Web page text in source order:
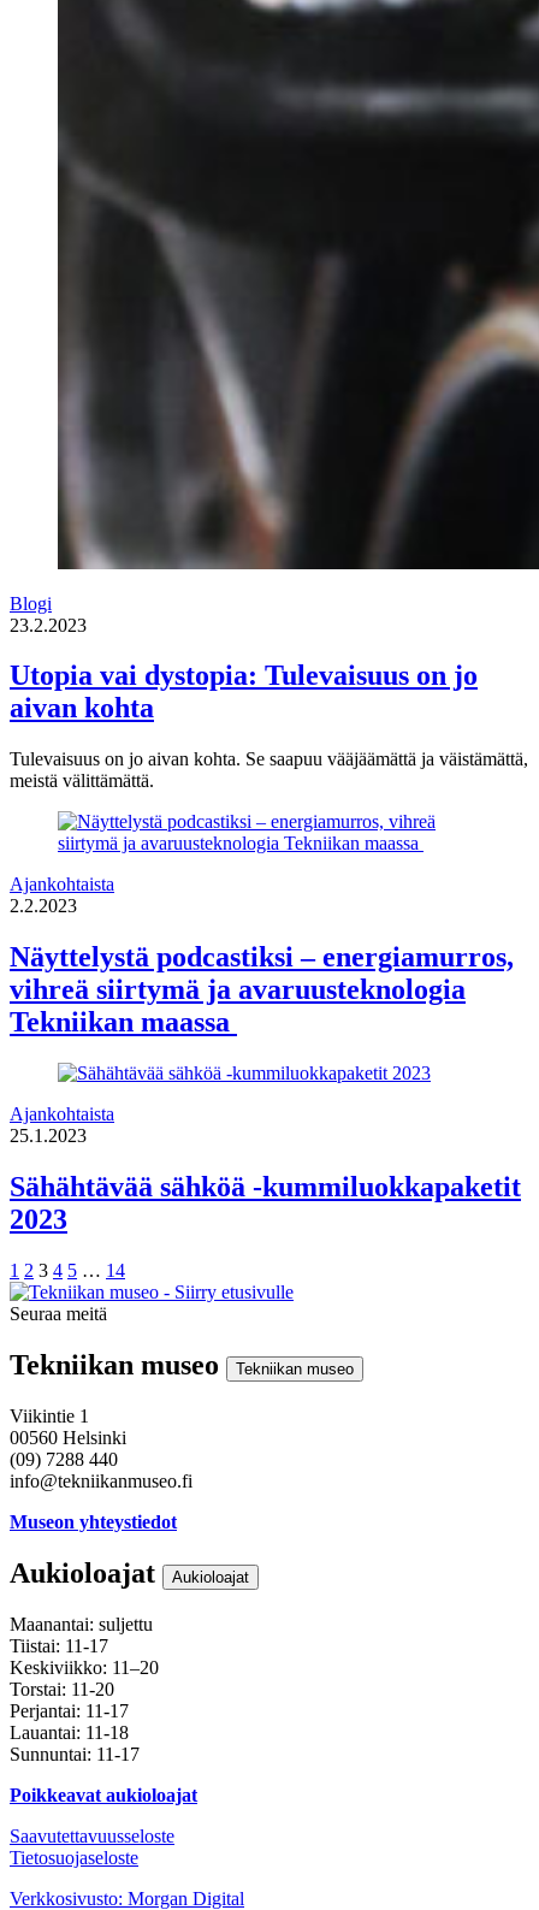
Blogi
23.2.2023
Utopia vai dystopia: Tulevaisuus on jo
aivan kohta
Tulevaisuus on jo aivan kohta. Se saapuu vääjäämättä ja väistämättä,
meistä välittämättä.
Ajankohtaista
2.2.2023
Näyttelystä podcastiksi – energiamurros,
vihreä siirtymä ja avaruusteknologia
Tekniikan maassa
Ajankohtaista
25.1.2023
Sähähtävää sähköä -kummiluokkapaketit
2023
Sivu
1 Sivu
2 Sivu
3 Sivu
4 Sivu
5 … Sivu
14
Seuraa meitä
Tekniikan museo Tekniikan museo
Viikintie 1
00560 Helsinki
(09) 7288 440
info@tekniikanmuseo.fi
Museon yhteystiedot
Aukioloajat Aukioloajat
Maanantai: suljettu
Tiistai: 11-17
Keskiviikko: 11–20
Torstai: 11-20
Perjantai: 11-17
Lauantai: 11-18
Sunnuntai: 11-17
Poikkeavat aukioloajat
Saavutettavuusseloste
Tietosuojaseloste
Instagram
Facebook
Youtube
Verkkosivusto: Morgan Digital